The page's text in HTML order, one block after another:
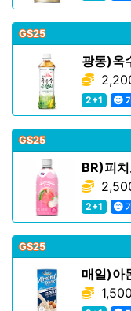
GS25
광동)옥
2+1
GS25
BR)피
2+1
GS25
매일)아